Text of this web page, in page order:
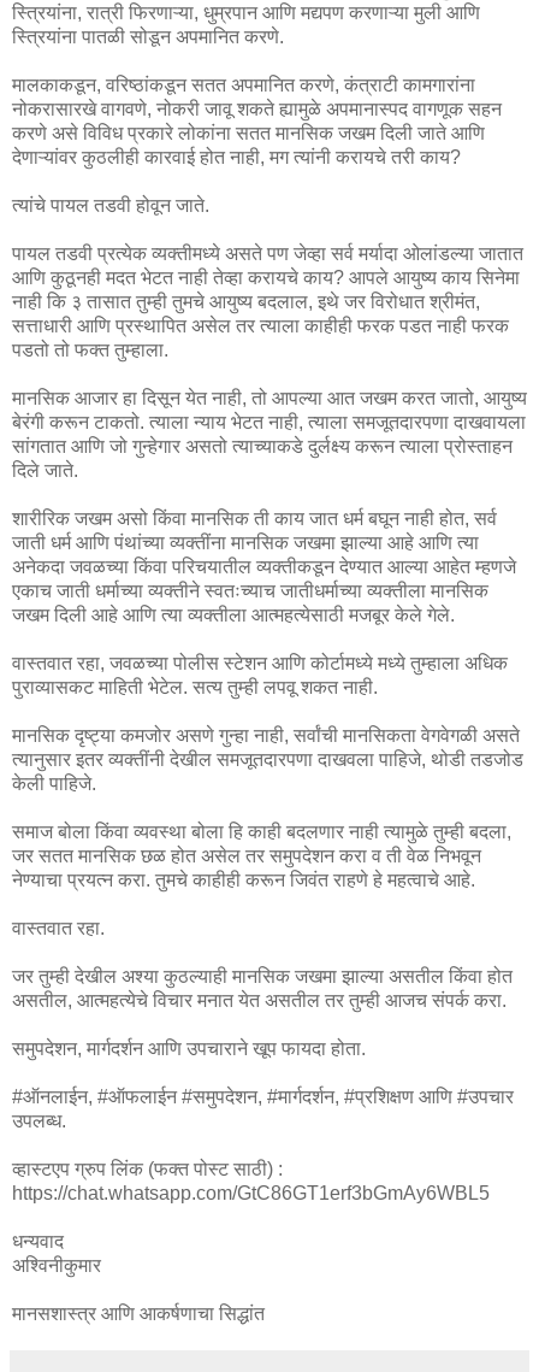
स्त्रियांना, रात्री फिरणाऱ्या, धुम्रपान आणि मद्यपण करणाऱ्या मुली आणि
स्त्रियांना पातळी सोडून अपमानित करणे.
मालकाकडून, वरिष्ठांकडून सतत अपमानित करणे, कंत्राटी कामगारांना
नोकरासारखे वागवणे, नोकरी जावू शकते ह्यामुळे अपमानास्पद वागणूक सहन
करणे असे विविध प्रकारे लोकांना सतत मानसिक जखम दिली जाते आणि
देणाऱ्यांवर कुठलीही कारवाई होत नाही, मग त्यांनी करायचे तरी काय?
त्यांचे पायल तडवी होवून जाते.
पायल तडवी प्रत्येक व्यक्तीमध्ये असते पण जेव्हा सर्व मर्यादा ओलांडल्या जातात
आणि कुठूनही मदत भेटत नाही तेव्हा करायचे काय? आपले आयुष्य काय सिनेमा
नाही कि ३ तासात तुम्ही तुमचे आयुष्य बदलाल, इथे जर विरोधात श्रीमंत,
सत्ताधारी आणि प्रस्थापित असेल तर त्याला काहीही फरक पडत नाही फरक
पडतो तो फक्त तुम्हाला.
मानसिक आजार हा दिसून येत नाही, तो आपल्या आत जखम करत जातो, आयुष्य
बेरंगी करून टाकतो. त्याला न्याय भेटत नाही, त्याला समजूतदारपणा दाखवायला
सांगतात आणि जो गुन्हेगार असतो त्याच्याकडे दुर्लक्ष्य करून त्याला प्रोस्ताहन
दिले जाते.
शारीरिक जखम असो किंवा मानसिक ती काय जात धर्म बघून नाही होत, सर्व
जाती धर्म आणि पंथांच्या व्यक्तींना मानसिक जखमा झाल्या आहे आणि त्या
अनेकदा जवळच्या किंवा परिचयातील व्यक्तीकडून देण्यात आल्या आहेत म्हणजे
एकाच जाती धर्माच्या व्यक्तीने स्वतःच्याच जातीधर्माच्या व्यक्तीला मानसिक
जखम दिली आहे आणि त्या व्यक्तीला आत्महत्येसाठी मजबूर केले गेले.
वास्तवात रहा, जवळच्या पोलीस स्टेशन आणि कोर्टामध्ये मध्ये तुम्हाला अधिक
पुराव्यासकट माहिती भेटेल. सत्य तुम्ही लपवू शकत नाही.
मानसिक दृष्ट्या कमजोर असणे गुन्हा नाही, सर्वांची मानसिकता वेगवेगळी असते
त्यानुसार इतर व्यक्तींनी देखील समजूतदारपणा दाखवला पाहिजे, थोडी तडजोड
केली पाहिजे.
समाज बोला किंवा व्यवस्था बोला हि काही बदलणार नाही त्यामुळे तुम्ही बदला,
जर सतत मानसिक छळ होत असेल तर समुपदेशन करा व ती वेळ निभवून
नेण्याचा प्रयत्न करा. तुमचे काहीही करून जिवंत राहणे हे महत्वाचे आहे.
वास्तवात रहा.
जर तुम्ही देखील अश्या कुठल्याही मानसिक जखमा झाल्या असतील किंवा होत
असतील, आत्महत्येचे विचार मनात येत असतील तर तुम्ही आजच संपर्क करा.
समुपदेशन, मार्गदर्शन आणि उपचाराने खूप फायदा होता.
#ऑनलाईन, #ऑफलाईन #समुपदेशन, #मार्गदर्शन, #प्रशिक्षण आणि #उपचार
उपलब्ध.
व्हास्टएप ग्रुप लिंक (फक्त पोस्ट साठी) :
https://chat.whatsapp.com/GtC86GT1erf3bGmAy6WBL5
धन्यवाद
अश्विनीकुमार
मानसशास्त्र आणि आकर्षणाचा सिद्धांत